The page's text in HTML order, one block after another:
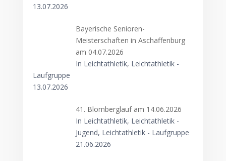
13.07.2026
Bayerische Senioren-
Meisterschaften in Aschaffenburg
am 04.07.2026
In Leichtathletik, Leichtathletik -
Laufgruppe
13.07.2026
41. Blomberglauf am 14.06.2026
In Leichtathletik, Leichtathletik -
Jugend, Leichtathletik - Laufgruppe
21.06.2026